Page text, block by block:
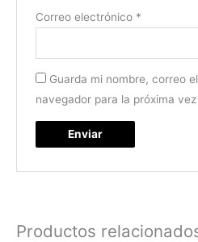
Correo electrónico *
Guarda mi nombre, correo
navegador para la próxima
Productos